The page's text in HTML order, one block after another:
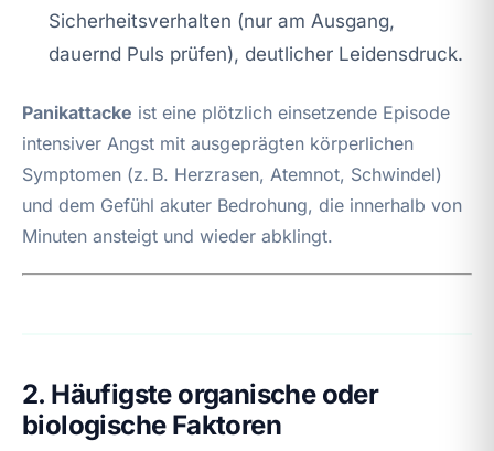
Sicherheitsverhalten (nur am Ausgang,
dauernd Puls prüfen), deutlicher Leidensdruck.
Panikattacke ist eine plötzlich einsetzende Episode
intensiver Angst mit ausgeprägten körperlichen
Symptomen (z. B. Herzrasen, Atemnot, Schwindel)
und dem Gefühl akuter Bedrohung, die innerhalb von
Minuten ansteigt und wieder abklingt.
2. Häufigste organische oder
biologische Faktoren